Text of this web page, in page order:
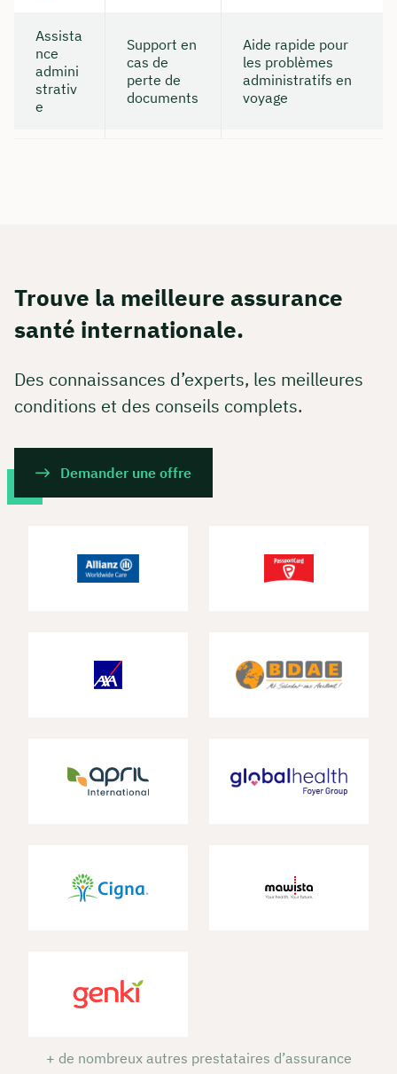
Assista
nce
admini
strativ
e
Support en
cas de
perte de
documents
Aide rapide pour
les problèmes
administratifs en
voyage
Trouve la meilleure assurance
santé internationale.
Des connaissances d’experts, les meilleures
conditions et des conseils complets.
Demander une offre
+ de nombreux autres prestataires d’assurance